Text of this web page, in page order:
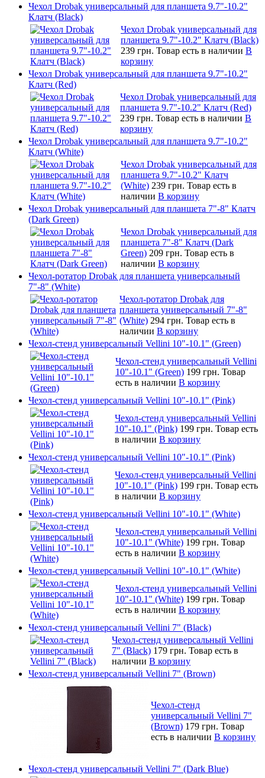
Чехол Drobak универсальный для планшета 9.7"-10.2"
Клатч (Black)
Чехол Drobak универсальный для
планшета 9.7"-10.2" Клатч (Black)
239 грн. Товар есть в наличии В
корзину
Чехол Drobak универсальный для планшета 9.7"-10.2"
Клатч (Red)
Чехол Drobak универсальный для
планшета 9.7"-10.2" Клатч (Red)
239 грн. Товар есть в наличии В
корзину
Чехол Drobak универсальный для планшета 9.7"-10.2"
Клатч (White)
Чехол Drobak универсальный для
планшета 9.7"-10.2" Клатч
(White) 239 грн. Товар есть в
наличии В корзину
Чехол Drobak универсальный для планшета 7"-8" Клатч
(Dark Green)
Чехол Drobak универсальный для
планшета 7"-8" Клатч (Dark
Green) 209 грн. Товар есть в
наличии В корзину
Чехол-ротатор Drobak для планшета универсальный
7"-8" (White)
Чехол-ротатор Drobak для
планшета универсальный 7"-8"
(White) 294 грн. Товар есть в
наличии В корзину
Чехол-стенд универсальный Vellini 10"-10.1" (Green)
Чехол-стенд универсальный Vellini
10"-10.1" (Green) 199 грн. Товар
есть в наличии В корзину
Чехол-стенд универсальный Vellini 10"-10.1" (Pink)
Чехол-стенд универсальный Vellini
10"-10.1" (Pink) 199 грн. Товар есть
в наличии В корзину
Чехол-стенд универсальный Vellini 10"-10.1" (Pink)
Чехол-стенд универсальный Vellini
10"-10.1" (Pink) 199 грн. Товар есть
в наличии В корзину
Чехол-стенд универсальный Vellini 10"-10.1" (White)
Чехол-стенд универсальный Vellini
10"-10.1" (White) 199 грн. Товар
есть в наличии В корзину
Чехол-стенд универсальный Vellini 10"-10.1" (White)
Чехол-стенд универсальный Vellini
10"-10.1" (White) 199 грн. Товар
есть в наличии В корзину
Чехол-стенд универсальный Vellini 7" (Black)
Чехол-стенд универсальный Vellini
7" (Black) 179 грн. Товар есть в
наличии В корзину
Чехол-стенд универсальный Vellini 7" (Brown)
Чехол-стенд
универсальный Vellini 7"
(Brown) 179 грн. Товар
есть в наличии В корзину
Чехол-стенд универсальный Vellini 7" (Dark Blue)